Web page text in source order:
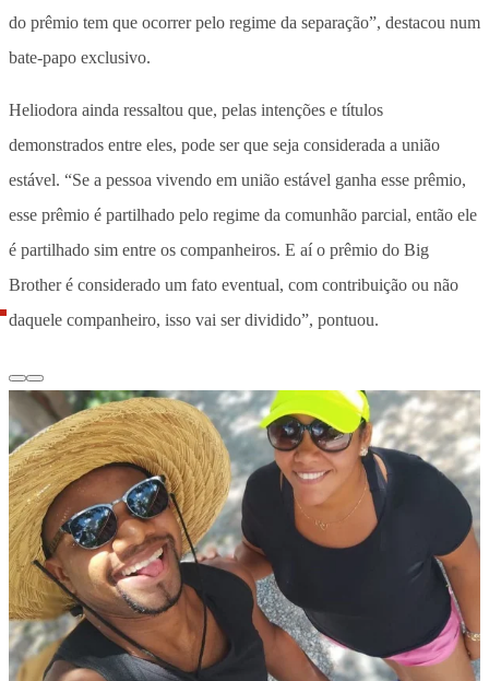
do prêmio tem que ocorrer pelo regime da separação”, destacou num
bate-papo exclusivo.
Heliodora ainda ressaltou que, pelas intenções e títulos
demonstrados entre eles, pode ser que seja considerada a união
estável. “Se a pessoa vivendo em união estável ganha esse prêmio,
esse prêmio é partilhado pelo regime da comunhão parcial, então ele
é partilhado sim entre os companheiros. E aí o prêmio do Big
Brother é considerado um fato eventual, com contribuição ou não
daquele companheiro, isso vai ser dividido”, pontuou.